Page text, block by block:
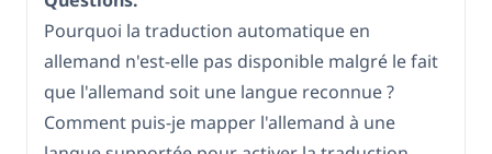
Pourquoi la traduction automatique en
allemand n'est-elle pas disponible malgré le fait
que l'allemand soit une langue reconnue ?
Comment puis-je mapper l'allemand à une